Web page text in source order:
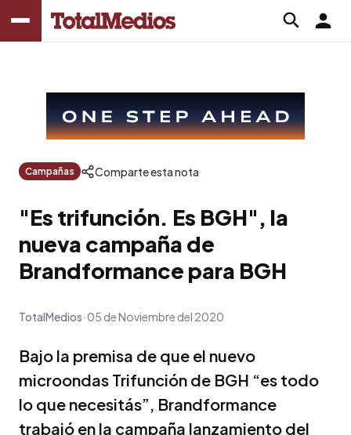
Campañas Comparte esta nota
"Es trifunción. Es BGH", la
nueva campaña de
Brandformance para BGH
TotalMedios 05 de Noviembre del 2020
Bajo la premisa de que el nuevo
microondas Trifunción de BGH “es todo
lo que necesitás”, Brandformance
trabajó en la campaña lanzamiento del